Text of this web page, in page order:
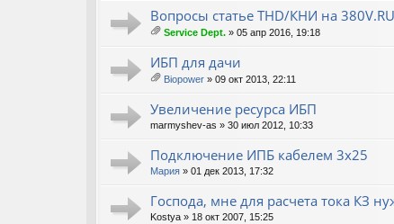
Вопросы статье THD/КНИ на 380V.RU
ло
ж
ен
ия
Service Dept. » 05 апр 2016, 19:18
ИБП для дачи
ло
ж
ия
Biopower » 09 окт 2013, 22:11
Увеличение ресурса ИБП
marmyshev-as » 30 июл 2012, 10:33
Подключение ИПБ кабелем 3х25
Мария » 01 дек 2013, 17:32
Господа, мне для расчета тока КЗ
Kostya » 18 окт 2007, 15:25